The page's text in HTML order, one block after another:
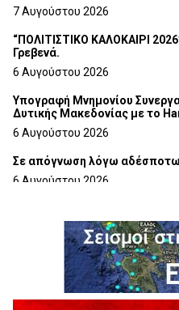
7 Αυγούστου 2026
“ΠΟΛΙΤΙΣΤΙΚΟ ΚΑΛΟΚΑΙΡΙ
Γρεβενά.
6 Αυγούστου 2026
Υπογραφή Μνημονίου
Δυτικής Μακεδονίας με το
6 Αυγούστου 2026
Σε απόγνωση λόγω
6 Αυγούστου 2026
6 Αυγούστου 2026
Ολοκληρώνεται η
6 Αυγούστου 2026